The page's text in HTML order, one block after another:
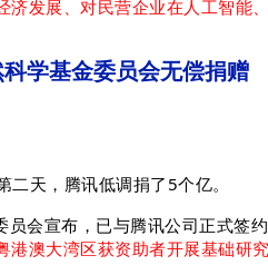
发展、对民营企业在人工智能
学基金委员会无偿捐赠
天，腾讯低调捐了5个亿。
会宣布，已与腾讯公司正式签
澳大湾区获资助者开展基础研究